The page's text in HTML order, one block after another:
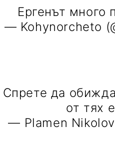
Ергенът много
— Kohynorcheto
Спрете да
от тях
— Plamen